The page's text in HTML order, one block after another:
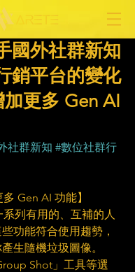
國外社群新知
銷平台的變化
加更多 Gen AI
社群新知 #數位社群行
多 Gen AI 功能】
列有用的、互補的人
功能符合使用趨勢，
生隨機垃圾圖像。
Shot」工具等選